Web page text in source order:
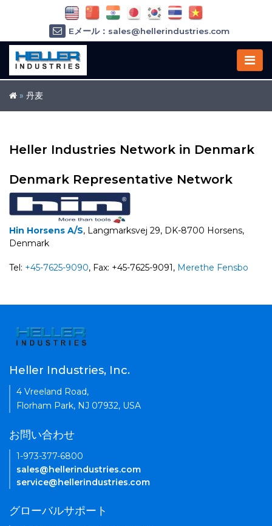
» 丹麦
Heller Industries Network in Denmark
Denmark Representative Network
Hin Horsens A/S, Langmarksvej 29, DK-8700 Horsens,
Denmark
Tel: +45-7625-9090, Fax: +45-7625-9091, Merethe Fensbo
Eメール：sales@hellerindustries.com
Eメール：service@hellerindustries.com
Heller Industries, Inc.
4 Vreeland Road,
Florham Park, NJ 07932, USA
お問い合わせ
1-973-377-6800
sales@hellerindustries.com
service@hellerindustries.com
グローバルサポート